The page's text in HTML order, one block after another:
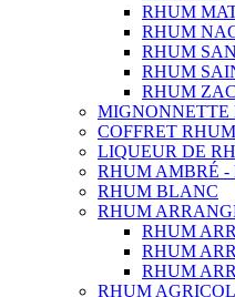
RHUM
RHUM
RHUM
RHUM
RHUM
MIGNONNETTE
COFFRET RHUM
LIQUEUR DE
RHUM AMBRÉ -
RHUM BLANC
RHUM
RHUM
RHUM
RHUM
RHUM